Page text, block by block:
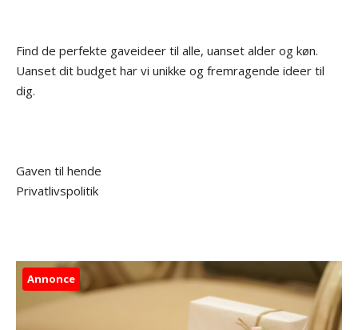
Find de perfekte gaveideer til alle, uanset alder og køn.
Uanset dit budget har vi unikke og fremragende ideer til
dig.
Gaven til hende
Privatlivspolitik
Annonce